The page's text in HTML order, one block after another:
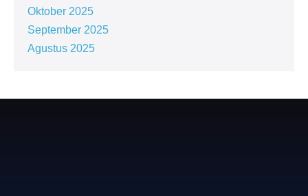
Oktober 2025
September 2025
Agustus 2025